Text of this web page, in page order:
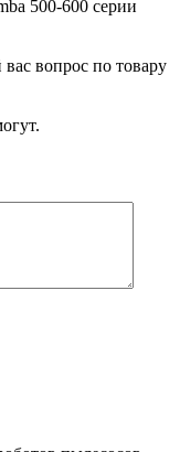
500-600 серии
вопрос по товару